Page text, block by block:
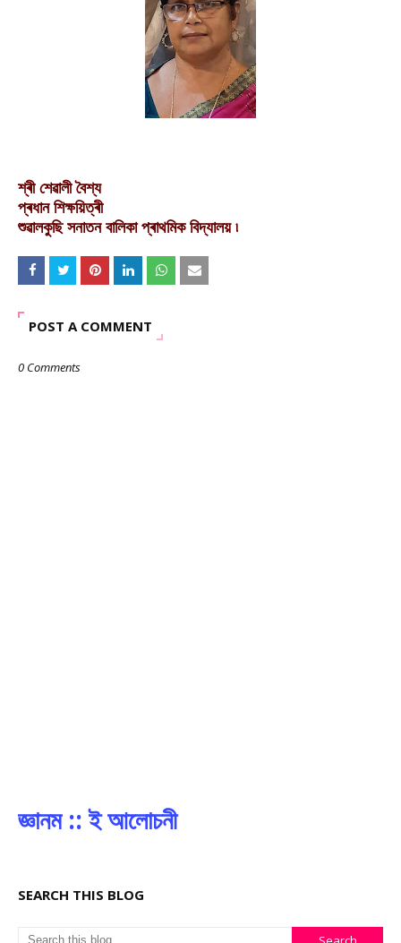
শ্ৰী শেৱালী বৈশ্য
প্ৰধান শিক্ষয়িত্ৰী
শুৱালকুছি সনাতন বালিকা প্ৰাথমিক বিদ্যালয় ৷
POST A COMMENT
0 Comments
জ্ঞানম :: ই আলোচনী
SEARCH THIS BLOG